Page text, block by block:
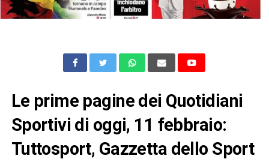
Le prime pagine dei Quotidiani
Sportivi di oggi, 11 febbraio:
Tuttosport, Gazzetta dello Sport